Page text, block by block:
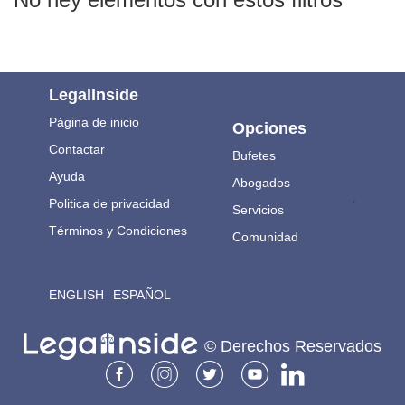
LegalInside
Página de inicio
Contactar
Ayuda
Politica de privacidad
Términos y Condiciones
ENGLISH ESPAÑOL
Opciones
Bufetes
Abogados
Servicios
Comunidad
.
© Derechos Reservados